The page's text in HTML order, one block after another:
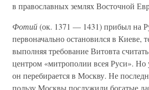
в православных землях Восточной
Фотий(ок. 1371 — 1431) прибыл на
первоначально остановился в Киеве,
выполняя требование Витовта
центром «митрополии всея Руси». Но
он перебирается в Москву. Не
пользу Москвы послужили богатые